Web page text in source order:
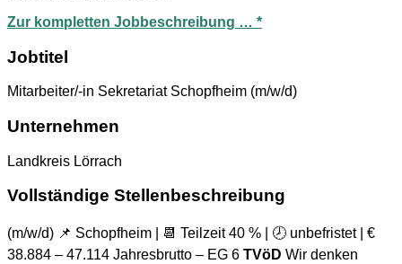
Zur kompletten Jobbeschreibung … *
Jobtitel
Mitarbeiter/-in Sekretariat Schopfheim (m/w/d)
Unternehmen
Landkreis Lörrach
Vollständige Stellenbeschreibung
(m/w/d) 📌 Schopfheim | 📆 Teilzeit 40 % | 🕗 unbefristet | €
38.884 – 47.114 Jahresbrutto – EG 6 TVöD Wir denken